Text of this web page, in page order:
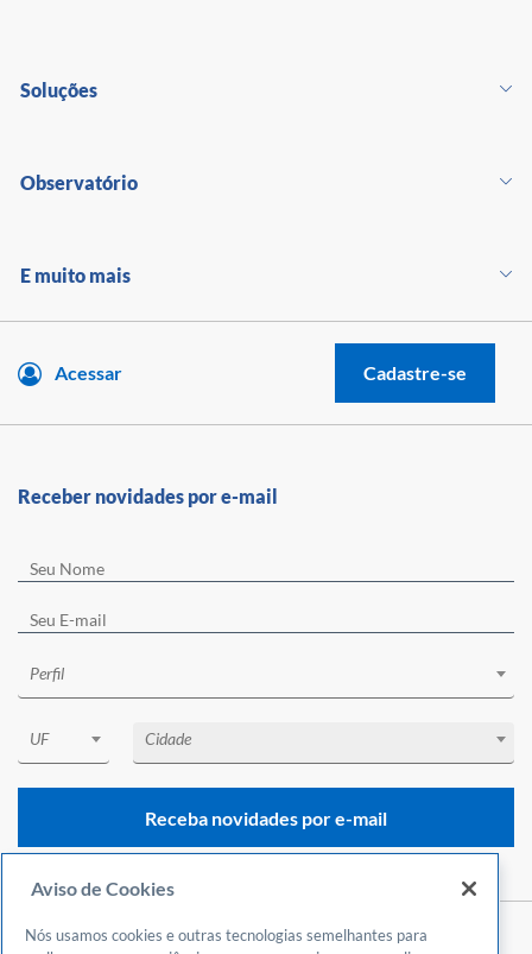
Soluções
Observatório
E muito mais
Acessar Cadastre-se
Receber novidades por e-mail
Perfil
UF Cidade
Receba novidades por e-mail
Aviso de Cookies
Nós usamos cookies e outras tecnologias semelhantes para